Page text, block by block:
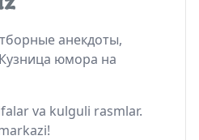
анекдоты,
юмора на
va kulguli rasmlar.